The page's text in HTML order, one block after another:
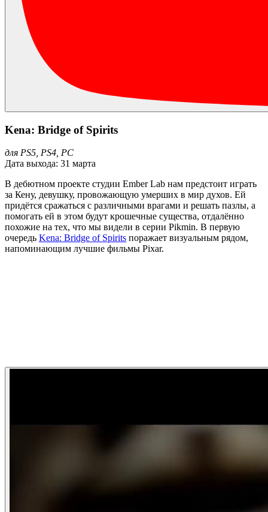
Kena: Bridge of Spirits
для PS5, PS4, PC
Дата выхода: 31 марта
В дебютном проекте студии Ember Lab нам предстоит играть
за Кену, девушку, провожающую умерших в мир духов. Ей
придётся сражаться с различными врагами и решать пазлы, а
помогать ей в этом будут крошечные существа, отдалённо
похожие на тех, что мы видели в серии Pikmin. В первую
очередь Kena: Bridge of Spirits поражает визуальным рядом,
напоминающим лучшие фильмы Pixar.